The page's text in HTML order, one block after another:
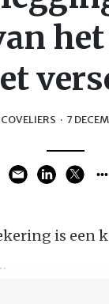
· 7
is een